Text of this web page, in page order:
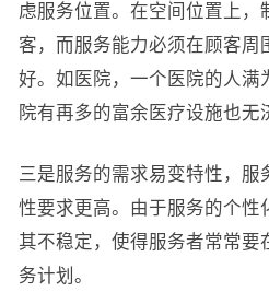
虑服务位置。在空间位置上，
客，而服务能力必须在顾客周
好。如医院，一个医院的人满
院有再多的富余医疗设施也无
三是服务的需求易变特性，服
性要求更高。由于服务的个性
其不稳定，使得服务者常常要
务计划。